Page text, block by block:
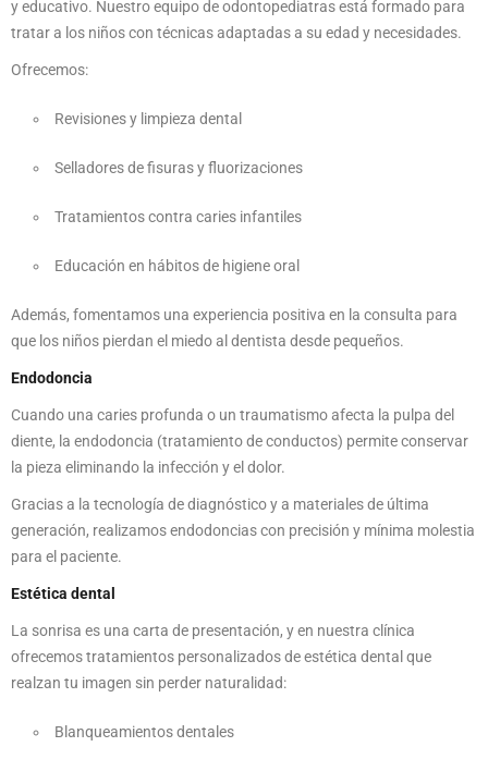
y educativo. Nuestro equipo de odontopediatras está formado para
tratar a los niños con técnicas adaptadas a su edad y necesidades.
Ofrecemos:
Revisiones y limpieza dental
Selladores de fisuras y fluorizaciones
Tratamientos contra caries infantiles
Educación en hábitos de higiene oral
Además, fomentamos una experiencia positiva en la consulta para
que los niños pierdan el miedo al dentista desde pequeños.
Endodoncia
Cuando una caries profunda o un traumatismo afecta la pulpa del
diente, la endodoncia (tratamiento de conductos) permite conservar
la pieza eliminando la infección y el dolor.
Gracias a la tecnología de diagnóstico y a materiales de última
generación, realizamos endodoncias con precisión y mínima molestia
para el paciente.
Estética dental
La sonrisa es una carta de presentación, y en nuestra clínica
ofrecemos tratamientos personalizados de estética dental que
realzan tu imagen sin perder naturalidad:
Blanqueamientos dentales